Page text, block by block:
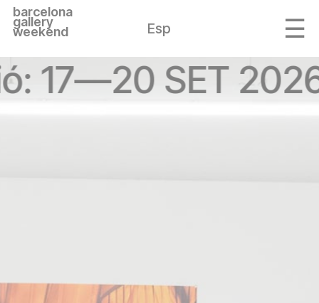
barcelona
gallery
weekend Esp
17—20 SET 2026